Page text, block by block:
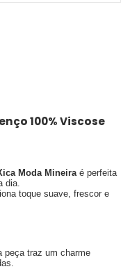
100% Viscose
Moda Mineiraé perfeita
dia.
toque suave, frescor e
peça traz um charme